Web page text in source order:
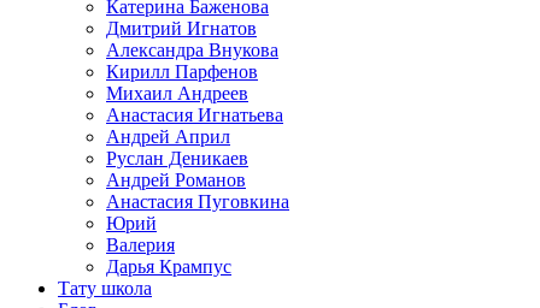
Катерина Баженова
Дмитрий Игнатов
Александра Внукова
Кирилл Парфенов
Михаил Андреев
Анастасия Игнатьева
Андрей Април
Руслан Деникаев
Андрей Романов
Анастасия Пуговкина
Юрий
Валерия
Дарья Крампус
Тату школа